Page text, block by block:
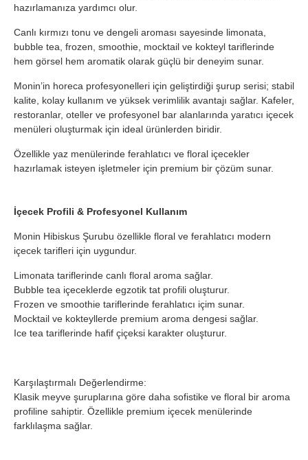
hazırlamanıza yardımcı olur.
Canlı kırmızı tonu ve dengeli aroması sayesinde limonata,
bubble tea, frozen, smoothie, mocktail ve kokteyl tariflerinde
hem görsel hem aromatik olarak güçlü bir deneyim sunar.
Monin’in horeca profesyonelleri için geliştirdiği şurup serisi; stabil
kalite, kolay kullanım ve yüksek verimlilik avantajı sağlar. Kafeler,
restoranlar, oteller ve profesyonel bar alanlarında yaratıcı içecek
menüleri oluşturmak için ideal ürünlerden biridir.
Özellikle yaz menülerinde ferahlatıcı ve floral içecekler
hazırlamak isteyen işletmeler için premium bir çözüm sunar.
İçecek Profili & Profesyonel Kullanım
Monin Hibiskus Şurubu özellikle floral ve ferahlatıcı modern
içecek tarifleri için uygundur.
Limonata tariflerinde canlı floral aroma sağlar.
Bubble tea içeceklerde egzotik tat profili oluşturur.
Frozen ve smoothie tariflerinde ferahlatıcı içim sunar.
Mocktail ve kokteyllerde premium aroma dengesi sağlar.
Ice tea tariflerinde hafif çiçeksi karakter oluşturur.
Karşılaştırmalı Değerlendirme:
Klasik meyve şuruplarına göre daha sofistike ve floral bir aroma
profiline sahiptir. Özellikle premium içecek menülerinde
farklılaşma sağlar.